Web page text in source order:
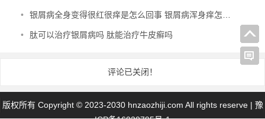
• 银屑病全身变得很红很痒是怎么回事 银屑病浑身痒怎么办
• 肽可以治疗银屑病吗 肽能治疗牛皮癣吗
评论已关闭！
版权所有 Copyright © 2023-2030 hnzaozhiji.com All rights reserve | 豫